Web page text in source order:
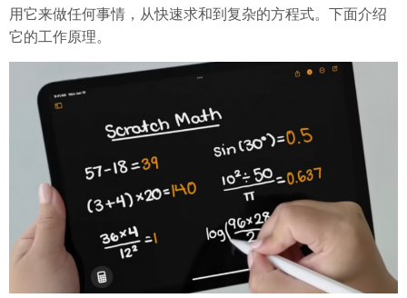
用它来做任何事情，从快速求和到复杂的方程式。下面介绍
它的工作原理。